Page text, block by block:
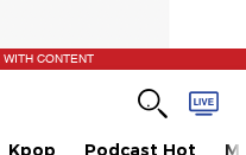
CONTENT
Kpop Podcast Hot